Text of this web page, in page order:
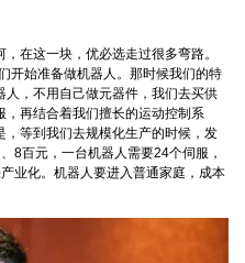
在这一块，优必选走过很多弯路。
开始准备做机器人。那时候我们的特
，不用自己做元器件，我们去买供
再结合着我们擅长的运动控制系
等到我们去规模化生产的时候，发
8百元，一台机器人需要24个伺服，
业化。机器人要进入普通家庭，成本